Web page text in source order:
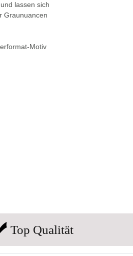
lassen sich
Graunuancen
Motiv
Top Qualität